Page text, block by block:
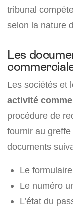
tribunal
selon la nature
Les
Les sociétés et
activité
procédure de
fournir au
documents
Le
Le numéro
L’état du